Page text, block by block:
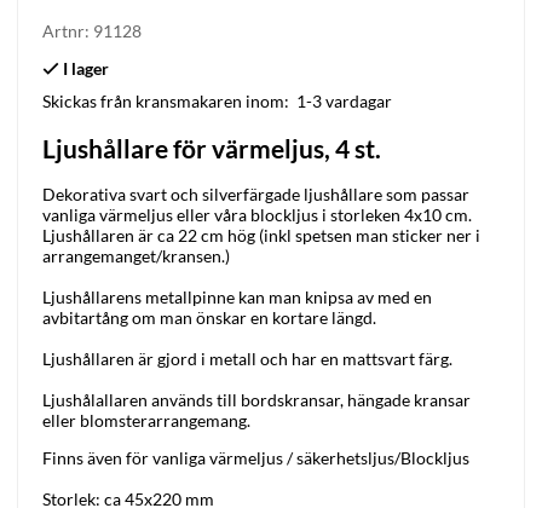
Artnr: 91128
Skickas från kransmakaren inom: 1-3 vardagar
Ljushållare för värmeljus, 4 st.
Dekorativa svart och silverfärgade ljushållare som passar
vanliga värmeljus eller våra blockljus i storleken 4x10 cm.
Ljushållaren är ca 22 cm hög (inkl spetsen man sticker ner i
arrangemanget/kransen.)
Ljushållarens metallpinne kan man knipsa av med en
avbitartång om man önskar en kortare längd.
Ljushållaren är gjord i metall och har en mattsvart färg.
Ljushålallaren används till bordskransar, hängade kransar
eller blomsterarrangemang.
Finns även för vanliga värmeljus /säkerhetsljus/Blockljus
Storlek: ca 45x220 mm